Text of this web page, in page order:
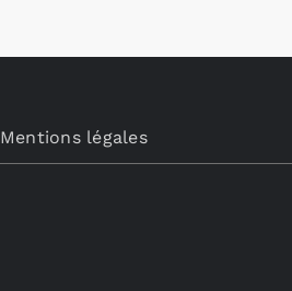
Mentions légales